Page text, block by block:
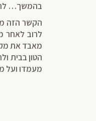
בהמשך…
הקשר הזה
לרוב לאחר
מאבד את
הטון בבית
מעמדו ועל